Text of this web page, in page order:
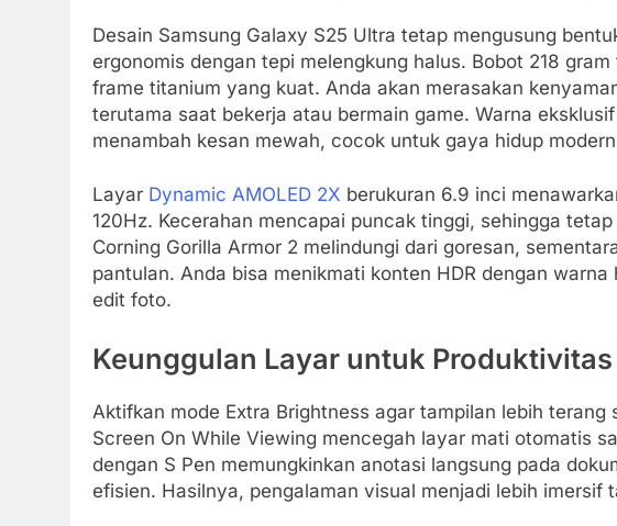
Desain Samsung Galaxy S25 Ultra tetap mengusung
ergonomis dengan tepi melengkung halus. Bobot 218
frame titanium yang kuat. Anda akan merasakan
terutama saat bekerja atau bermain game. Warna
menambah kesan mewah, cocok untuk gaya hidup
Layar Dynamic AMOLED 2X berukuran 6.9 inci
120Hz. Kecerahan mencapai puncak tinggi, sehingga
Corning Gorilla Armor 2 melindungi dari goresan,
pantulan. Anda bisa menikmati konten HDR dengan
edit foto.
Keunggulan Layar untuk
Aktifkan mode Extra Brightness agar tampilan lebih terang
Screen On While Viewing mencegah layar mati otomatis
dengan S Pen memungkinkan anotasi langsung pada
efisien. Hasilnya, pengalaman visual menjadi lebih imersif